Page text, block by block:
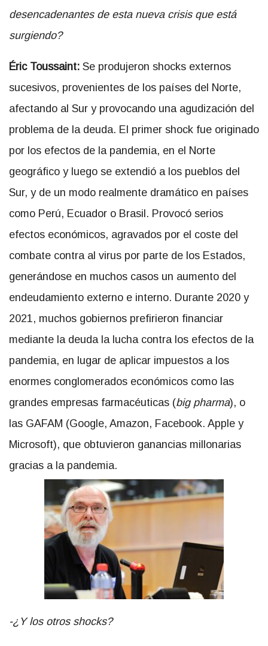
desencadenantes de esta nueva crisis que está
surgiendo?
Éric Toussaint: Se produjeron shocks externos
sucesivos, provenientes de los países del Norte,
afectando al Sur y provocando una agudización del
problema de la deuda. El primer shock fue originado
por los efectos de la pandemia, en el Norte
geográfico y luego se extendió a los pueblos del
Sur, y de un modo realmente dramático en países
como Perú, Ecuador o Brasil. Provocó serios
efectos económicos, agravados por el coste del
combate contra al virus por parte de los Estados,
generándose en muchos casos un aumento del
endeudamiento externo e interno. Durante 2020 y
2021, muchos gobiernos prefirieron financiar
mediante la deuda la lucha contra los efectos de la
pandemia, en lugar de aplicar impuestos a los
enormes conglomerados económicos como las
grandes empresas farmacéuticas (big pharma), o
las GAFAM (Google, Amazon, Facebook. Apple y
Microsoft), que obtuvieron ganancias millonarias
gracias a la pandemia.
-¿Y los otros shocks?